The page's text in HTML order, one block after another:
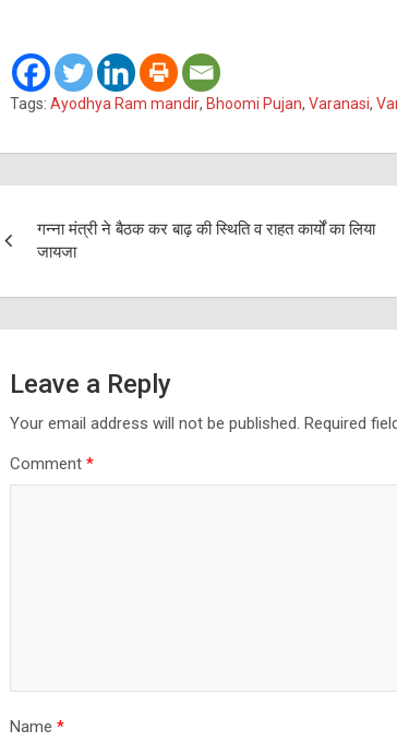
Tags: Ayodhya Ram mandir, Bhoomi Pujan, Varanasi,
navigation
गन्ना मंत्री ने बैठक कर बाढ़ की स्थिति व राहत कार्यों का लिया
जायजा
Leave a Reply
Your email address will not be published. Required
Comment *
Name *